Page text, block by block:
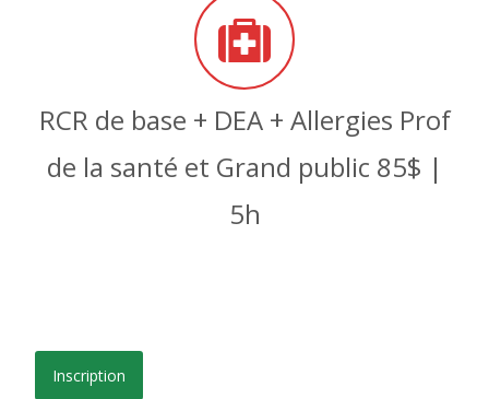
RCR de base + DEA + Allergies Prof
de la santé et Grand public 85$ |
5h
Inscription